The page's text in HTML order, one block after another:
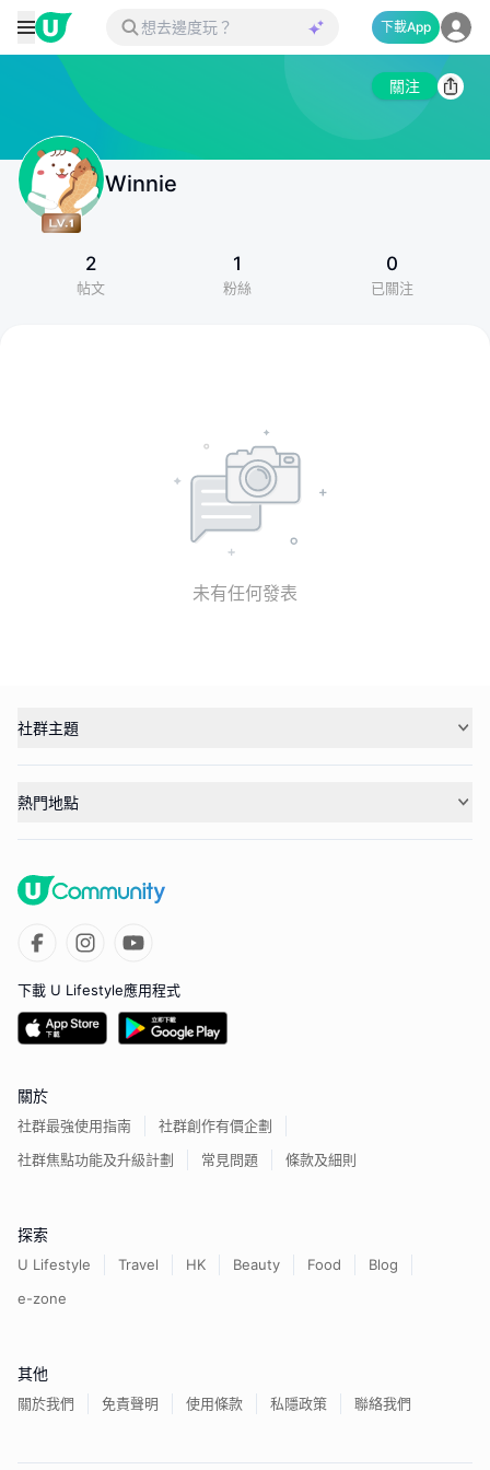
下載App
關注
Winnie
2
帖文
1
粉絲
0
已關注
未有任何發表
社群主題
熱門地點
下載 U Lifestyle應用程式
關於
社群最強使用指南
社群創作有價企劃
社群焦點功能及升級計劃
常見問題 條款及細則
探索
U Lifestyle Travel HK Beauty Food
Blog
e-zone
其他
關於我們 免責聲明 使用條款 私隱政策 聯絡我們